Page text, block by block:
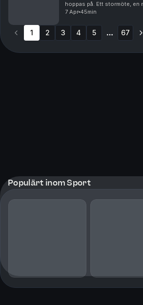
hoppas på. Ett stormöte, en
straffläggning och en total
sydkust...
7 Apr 45min
1 2 3 4 5 67
Populärt inom Sport